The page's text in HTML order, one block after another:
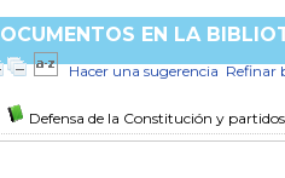
EN LA
Hacer una sugerencia Refinar
Defensa de la Constitución y